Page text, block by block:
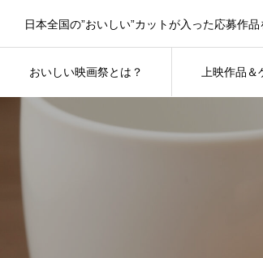
おいしい映画祭とは？ 上映作品＆